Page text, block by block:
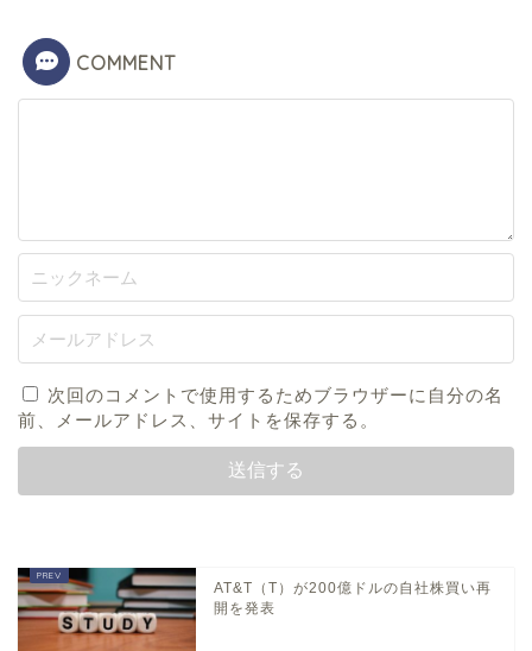
COMMENT
次回のコメントで使用するためブラウザーに自分の名
前、メールアドレス、サイトを保存する。
AT&T（T）が200億ドルの自社株買い再
開を発表